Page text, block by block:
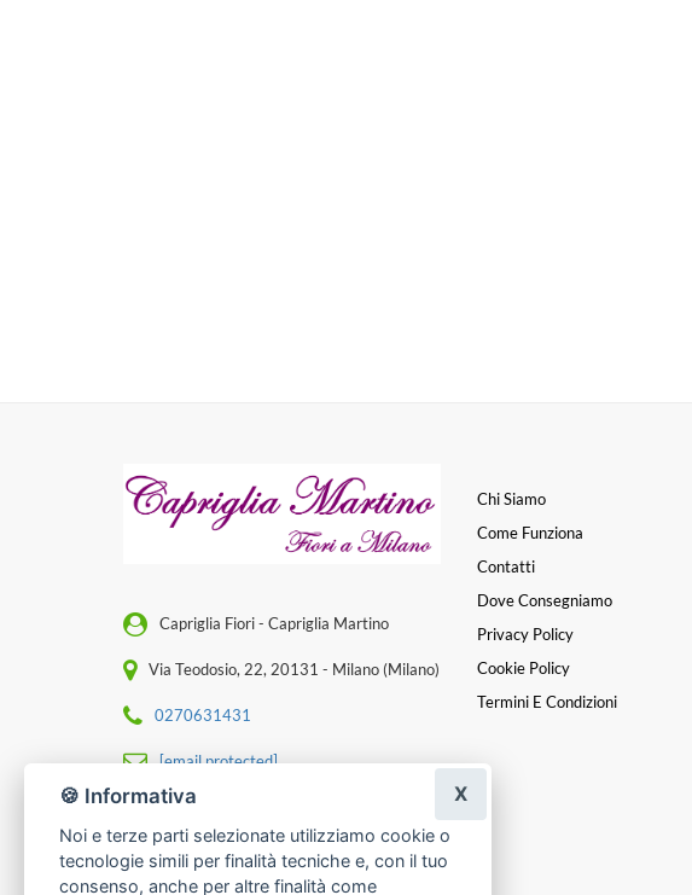
Capriglia Fiori - Capriglia Martino
Via Teodosio, 22, 20131 - Milano (Milano)
0270631431
[email protected]
P. IVA 11349220159
Chi Siamo
Come Funziona
Contatti
Dove Consegniamo
Privacy Policy
Cookie Policy
Termini E Condizioni
🍪 Informativa
Noi e terze parti selezionate utilizziamo cookie o
tecnologie simili per finalità tecniche e, con il tuo
consenso, anche per altre finalità come
X